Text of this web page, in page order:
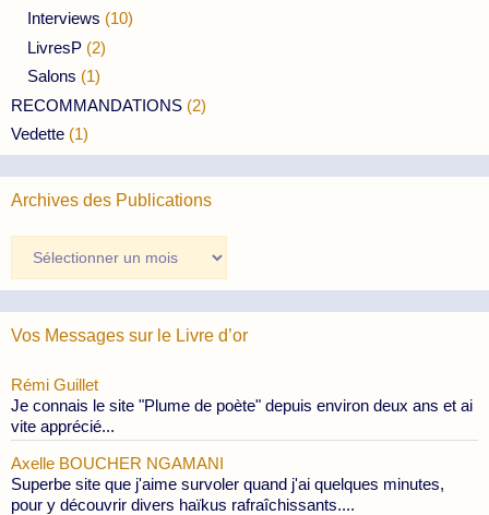
Interviews (10)
LivresP (2)
Salons (1)
RECOMMANDATIONS (2)
Vedette (1)
Archives des Publications
des
Publications
Vos Messages sur le Livre d’or
Rémi Guillet
Je connais le site "Plume de poète" depuis environ deux ans et ai
vite apprécié...
Axelle BOUCHER NGAMANI
Superbe site que j'aime survoler quand j'ai quelques minutes,
pour y découvrir divers haïkus rafraîchissants....